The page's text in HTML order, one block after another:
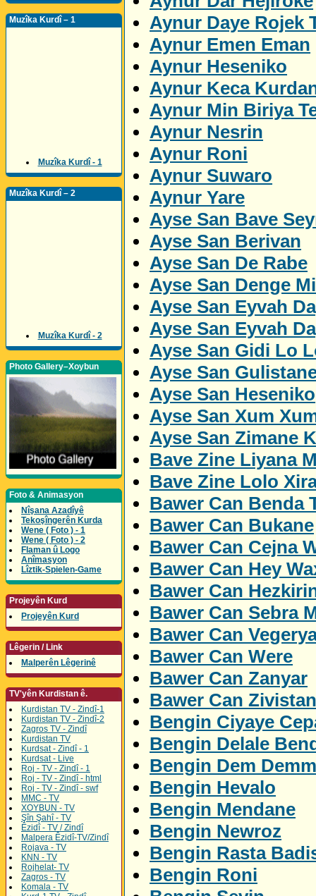
Muzîka Kurdî – 1
Muzîka Kurdî - 1
Muzîka Kurdî – 2
Muzîka Kurdî - 2
Photo Gallery–Xoybun
Foto & Animasyon
Nîşana Azadîyê
Tekoşîngerên Kurda
Wene ( Foto ) - 1
Wene ( Foto ) - 2
Flaman û Logo
Anîmasyon
Lîztik-Spielen-Game
Projeyên Kurd
Projeyên Kurd
Lêgerin / Link
Malperên Lêgerinê
TV'yên Kurdistan ê.
Kurdistan TV - Zindî-1
Kurdistan TV - Zindî-2
Zagros TV - Zindî
Kurdistan TV
Kurdsat - Zindî - 1
Kurdsat - Live
Roj - TV - Zindî - 1
Roj - TV - Zindî - html
Roj - TV - Zindî - swf
MMC - TV
XOYBUN - TV
Şîn Şahî - TV
Êzidî - TV / Zindî
Malpera Êzidî-TV/Zindî
Rojava - TV
KNN - TV
Rojhelat- TV
Zagros - TV
Komala - TV
Aynur Daye Rojek
Aynur Emen Eman
Aynur Heseniko
Aynur Keca
Aynur Min Biriya
Aynur Nesrin
Aynur Roni
Aynur Suwaro
Aynur Yare
Ayse San Bave
Ayse San Berivan
Ayse San De Rabe
Ayse San Denge
Ayse San Eyvah
Ayse San Eyvah
Ayse San Gidi Lo
Ayse San
Ayse San Heseniko
Ayse San Xum
Ayse San Zimane
Bave Zine Liyana
Bave Zine Lolo
Bawer Can Benda
Bawer Can Bukane
Bawer Can Cejna
Bawer Can Hey
Bawer Can
Bawer Can Sebra
Bawer Can
Bawer Can Were
Bawer Can Zanyar
Bawer Can
Bengin Ciyaye
Bengin Delale
Bengin Dem
Bengin Hevalo
Bengin Mendane
Bengin Newroz
Bengin Rasta
Bengin Roni